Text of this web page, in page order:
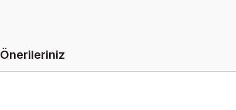
Önerileriniz